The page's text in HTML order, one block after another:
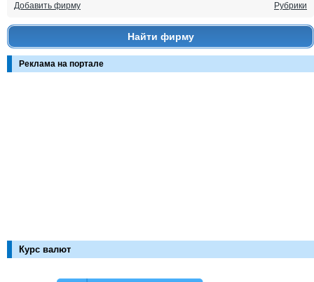
Добавить фирму Рубрики
Найти фирму
Реклама на портале
Курс валют